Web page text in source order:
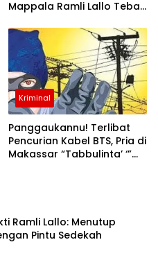
Mappala Ramli Lallo Tebar
Gowa
Kriminal
Panggaukannu! Terlibat
Pencurian Kabel BTS, Pria di
Makassar “Tabbulinta’ ‘”
Ramli Lallo: Menutup
Pintu Sedekah